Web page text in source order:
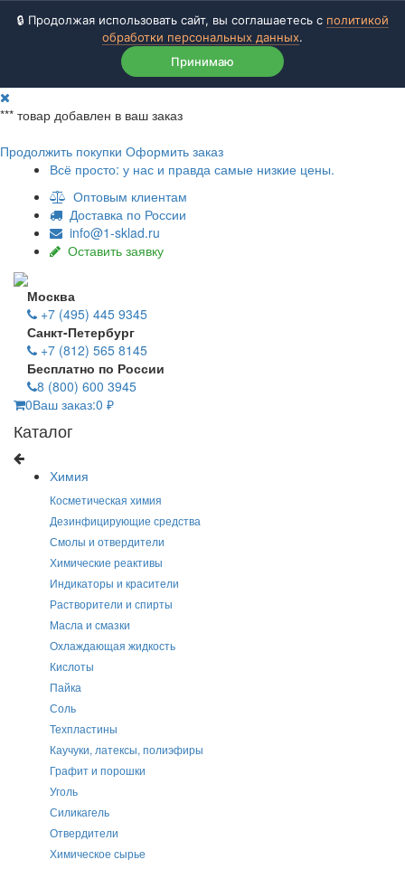
🔒 Продолжая использовать сайт, вы соглашаетесь с политикой
обработки персональных данных.
Принимаю
*** товар добавлен в ваш заказ
Продолжить покупки Оформить заказ
Всё просто: у нас и правда самые низкие цены.
Оптовым клиентам
Доставка по России
info@1-sklad.ru
Оставить заявку
Москва
+7 (495) 445 9345
Санкт-Петербург
+7 (812) 565 8145
Бесплатно по России
8 (800) 600 3945
0Ваш заказ:0 ₽
Каталог
Химия
Косметическая химия
Дезинфицирующие средства
Смолы и отвердители
Химические реактивы
Индикаторы и красители
Растворители и спирты
Масла и смазки
Охлаждающая жидкость
Кислоты
Пайка
Соль
Техпластины
Каучуки, латексы, полиэфиры
Графит и порошки
Уголь
Силикагель
Отвердители
Химическое сырье